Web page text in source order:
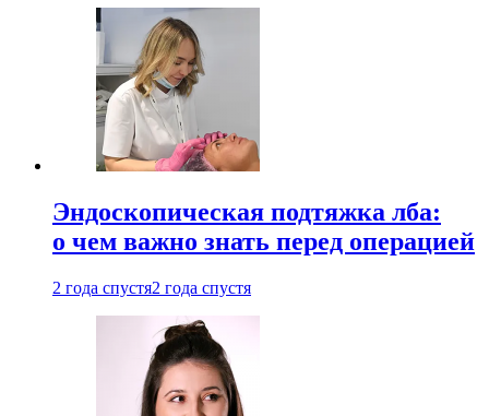
Эндоскопическая подтяжка лба:
о чем важно знать перед операцией
2 года спустя2 года спустя